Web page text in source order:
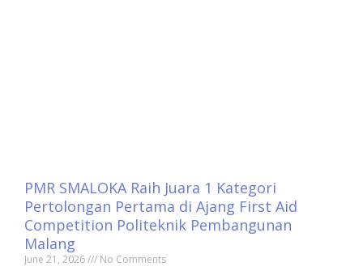
PMR SMALOKA Raih Juara 1 Kategori
Pertolongan Pertama di Ajang First Aid
Competition Politeknik Pembangunan
Malang
June 21, 2026 No Comments